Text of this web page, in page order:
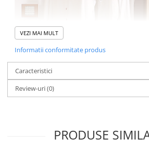
VEZI MAI MULT
Informatii conformitate produs
Caracteristici
Review-uri(0)
PRODUSE